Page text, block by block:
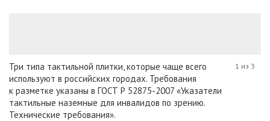
Три типа тактильной плитки, которые чаще всего
используют в российских городах. Требования
к разметке указаны в ГОСТ Р 52875-2007 «Указатели
тактильные наземные для инвалидов по зрению.
Технические требования».
1 из 3